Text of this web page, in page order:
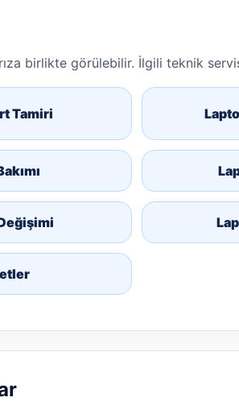
birlikte görülebilir. İlgili teknik
Tamiri